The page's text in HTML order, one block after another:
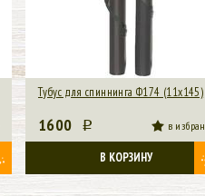
Tубус для спиннинга Ф174 (11х145)
1600 p в
В КОРЗИНУ